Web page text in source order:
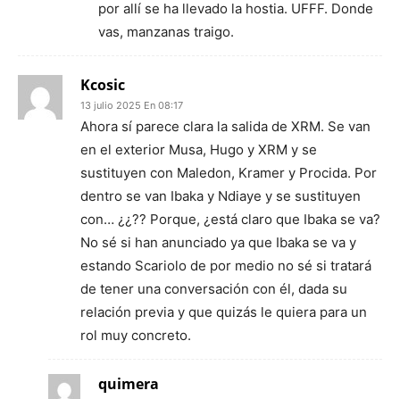
por allí se ha llevado la hostia. UFFF. Donde
vas, manzanas traigo.
Kcosic
13 julio 2025 En 08:17
Ahora sí parece clara la salida de XRM. Se van
en el exterior Musa, Hugo y XRM y se
sustituyen con Maledon, Kramer y Procida. Por
dentro se van Ibaka y Ndiaye y se sustituyen
con… ¿¿?? Porque, ¿está claro que Ibaka se va?
No sé si han anunciado ya que Ibaka se va y
estando Scariolo de por medio no sé si tratará
de tener una conversación con él, dada su
relación previa y que quizás le quiera para un
rol muy concreto.
quimera